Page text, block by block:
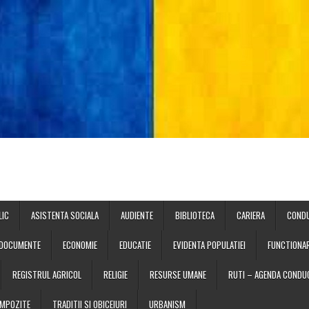
ASISTENTA SOCIALA AUDIENTE BIBLIOTECA CARIERA
ECONOMIE EDUCATIE EVIDENTA POPULATIEI
REGISTRUL AGRICOL RELIGIE RESURSE UMANE RUTI – AGENDA
TRADITII SI OBICEIURI URBANISM